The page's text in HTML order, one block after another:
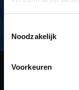
Noodzakelijk
Voorkeuren